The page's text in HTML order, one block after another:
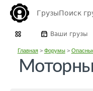
ГрузыПоиск
Ваши грузы
Главная> Форумы>